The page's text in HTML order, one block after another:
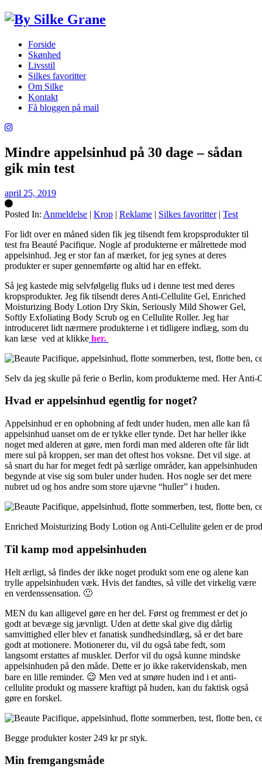
Forside
Skønhed
Livsstil
Silkes favoritter
Om Silke
Kontakt
Få bloggen på mail
Mindre appelsinhud på 30 dage – sådan
gik min test
april 25, 2019
Posted In: Anmeldelse | Krop | Reklame | Silkes favoritter| Test
For lidt over en måned siden fik jeg tilsendt fem kropsprodukter til
test fra Beauté Pacifique. Nogle af produkterne er målrettede mod
appelsinhud. Jeg er stor fan af mærket, for jeg synes at deres
produkter er super gennemførte og altid har en effekt.
Så jeg kastede mig selvfølgelig fluks ud i denne test med deres
kropsprodukter. Jeg fik tilsendt deres Anti-Cellulite Gel, Enriched
Moisturizing Body Lotion Dry Skin, Seriously Mild Shower Gel,
Softly Exfoliating Body Scrub og en Cellulite Roller. Jeg har
introduceret lidt nærmere produkterne i et tidligere indlæg, som du
kan læse ved at klikke her.
Selv da jeg skulle på ferie o Berlin, kom produkterne med. Her Anti-
Hvad er appelsinhud egentlig for noget?
Appelsinhud er en ophobning af fedt under huden, men alle kan få
appelsinhud uanset om de er tykke eller tynde. Det har heller ikke
noget med alderen at gøre, men fordi man med alderen ofte får lidt
mere sul på kroppen, ser man det oftest hos voksne. Det vil sige. at
så snart du har for meget fedt på særlige områder, kan appelsinhuden
begynde at vise sig som buler under huden. Hos nogle ser det mere
nubret ud og hos andre som store ujævne “huller” i huden.
Enriched Moisturizing Body Lotion og Anti-Cellulite gelen er de
Til kamp mod appelsinhuden
Helt ærligt, så findes der ikke noget produkt som ene og alene kan
trylle appelsinhuden væk. Hvis det fandtes, så ville det virkelig være
en verdenssensation. 🙂
MEN du kan alligevel gøre en her del. Først og fremmest er det jo
godt at bevæge sig jævnligt. Uden at dette skal give dig dårlig
samvittighed eller blev et fanatisk sundhedsindlæg, så er det bare
godt at motionere. Motionerer du, vil du også tabe fedt, som
langsomt erstattes af muskler. Derfor vil du også kunne mindske
appelsinhuden på den måde. Dette er jo ikke raketvidenskab, men
bare en lille reminder. 😉 Men ved at smøre huden ind i et anti-
cellulite produkt og massere kraftigt på huden, kan du faktisk også
gøre en forskel.
Begge produkter koster 249 kr pr styk.
Min fremgangsmåde